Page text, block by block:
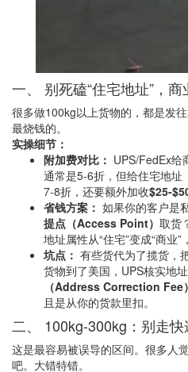
一、 别死磕“住宅地址”，
很多做100kg以上货物的，都是发
最烧钱的。
实操细节：
附加费对比： UPS/FedEx给
通常是5-6折，但给住宅地
7-8折，还要额外加收$25-
省钱方案： 如果你的客户是
提点（Access Point） 取货
地址属性从“住宅”变成“商业”
坑点： 有些货代为了揽货，
货物到了美国，UPS核实地
（Address Correction Fee）
且是从你的货款里扣。
二、 100kg-300kg：别走快
这是最容易被误导的区间。很多人
吧。大错特错。